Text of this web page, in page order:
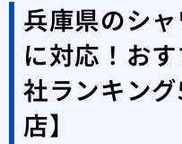
兵庫県のシ
に対応！お
社ランキン
店】